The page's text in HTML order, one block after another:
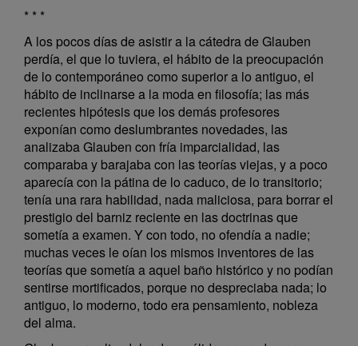
* * *
A los pocos días de asistir a la cátedra de Glauben
perdía, el que lo tuviera, el hábito de la preocupación
de lo contemporáneo como superior a lo antiguo, el
hábito de inclinarse a la moda en filosofía; las más
recientes hipótesis que los demás profesores
exponían como deslumbrantes novedades, las
analizaba Glauben con fría imparcialidad, las
comparaba y barajaba con las teorías viejas, y a poco
aparecía con la pátina de lo caduco, de lo transitorio;
tenía una rara habilidad, nada maliciosa, para borrar el
prestigio del barniz reciente en las doctrinas que
sometía a examen. Y con todo, no ofendía a nadie;
muchas veces le oían los mismos inventores de las
teorías que sometía a aquel baño histórico y no podían
sentirse mortificados, porque no despreciaba nada; lo
antiguo, lo moderno, todo era pensamiento, nobleza
del alma.